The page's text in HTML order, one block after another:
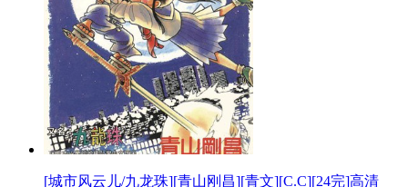
[城市风云儿/九龙珠][青山刚昌][青文][C.C][24完]高清